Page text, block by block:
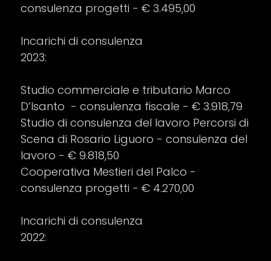
consulenza progetti - € 3.495,00
Incarichi di consulenza
2023:
Studio commerciale e tributario Marco
D’Isanto - consulenza fiscale - € 3.918,79
Studio di consulenza del lavoro Percorsi di
Scena di Rosario Liguoro - consulenza del
lavoro - € 9.818,50
Cooperativa Mestieri del Palco -
consulenza progetti - € 4.270,00
Incarichi di consulenza
2022: